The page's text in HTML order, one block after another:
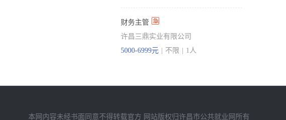
财务主管
许昌三鼎实业有限公司
5000-6999元
不限 1人
本网内容未经书面同意不得转载官方 网站版权归许昌市公共就业网所有